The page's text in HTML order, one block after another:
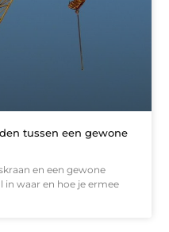
tussen een gewone
en een gewone
in waar en hoe je ermee